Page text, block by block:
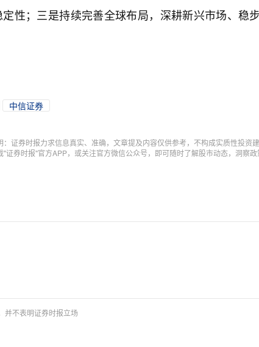
性；三是持续完善全球布局，深耕新兴市场、稳
中信证券
：证券时报力求信息真实、准确，文章提及内容仅供参考，不构成实质性投资
"证券时报"官方APP，或关注官方微信公众号，即可随时了解股市动态，洞察政
并不表明证券时报立场